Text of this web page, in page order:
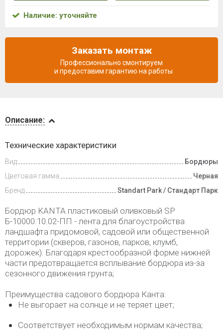
и оплата
Описание:
Технические характеристики
Вид
Бордюры
Цветовая гамма
Черная
Бренд
Standart Park / Стандарт Парк
Бордюр KANTA пластиковый оливковый SP
Б-10000.10.02-ПП - лента для благоустройства
ландшафта придомовой, садовой или общественной
территории (скверов, газонов, парков, клумб,
дорожек). Благодаря крестообразной форме нижней
части предотвращается всплывание бордюра из-за
сезонного движения грунта;
Преимущества садового бордюра Канта:
Не выгорает на солнце и не теряет цвет;
Соответствует необходимым нормам качества;
Наличие: уточняйте
Заказать монтаж
Профессионально смонтируем
и предоставим гарантию на работы